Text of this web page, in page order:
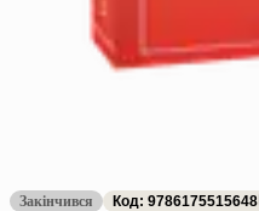
Закінчився Код: 9786175515648